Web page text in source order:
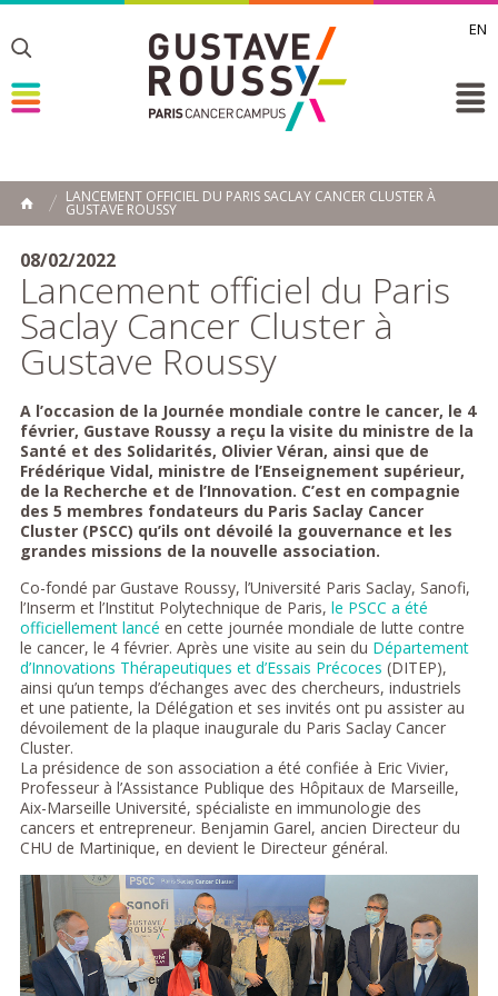
EN
Toggle
Toggle
Toggle
ACCUEIL
LANCEMENT OFFICIEL DU PARIS SACLAY CANCER CLUSTER À
GUSTAVE ROUSSY
08/02/2022
Lancement officiel du Paris
Saclay Cancer Cluster à
Gustave Roussy
A l’occasion de la Journée mondiale contre le cancer, le 4
février, Gustave Roussy a reçu la visite du ministre de la
Santé et des Solidarités, Olivier Véran, ainsi que de
Frédérique Vidal, ministre de l’Enseignement supérieur,
de la Recherche et de l’Innovation. C’est en compagnie
des 5 membres fondateurs du Paris Saclay Cancer
Cluster (PSCC) qu’ils ont dévoilé la gouvernance et les
grandes missions de la nouvelle association.
Co-fondé par Gustave Roussy, l’Université Paris Saclay, Sanofi,
l’Inserm et l’Institut Polytechnique de Paris, le PSCC a été
officiellement lancé en cette journée mondiale de lutte contre
le cancer, le 4 février. Après une visite au sein du Département
d’Innovations Thérapeutiques et d’Essais Précoces (DITEP),
ainsi qu’un temps d’échanges avec des chercheurs, industriels
et une patiente, la Délégation et ses invités ont pu assister au
dévoilement de la plaque inaugurale du Paris Saclay Cancer
Cluster.
La présidence de son association a été confiée à Eric Vivier,
Professeur à l’Assistance Publique des Hôpitaux de Marseille,
Aix-Marseille Université, spécialiste en immunologie des
cancers et entrepreneur. Benjamin Garel, ancien Directeur du
CHU de Martinique, en devient le Directeur général.